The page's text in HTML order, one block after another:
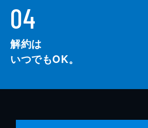
04
解約は
いつでもOK。